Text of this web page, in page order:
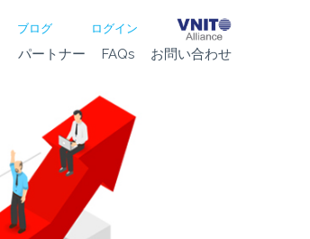
ブログ ログイン
パートナー FAQs お問い合わせ